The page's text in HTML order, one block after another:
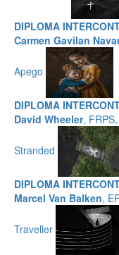
DIPLOMA
Carmen Gavilan
Apego
DIPLOMA
David Wheeler,
Stranded
DIPLOMA
Marcel Van Balken,
Traveller